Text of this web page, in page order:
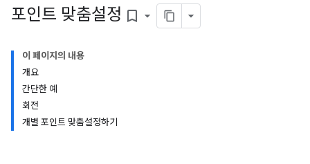
포인트 맞춤설정 bookmark_border
이 페이지의 내용
개요
간단한 예
회전
개별 포인트 맞춤설정하기